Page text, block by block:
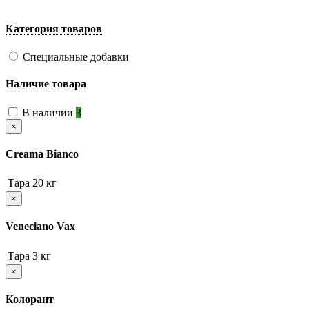
Категория товаров
Специальные добавки
Наличие товара
В наличии 3
×
Creama Bianco
Тара 20 кг
×
Veneciano Vax
Тара 3 кг
×
Колорант